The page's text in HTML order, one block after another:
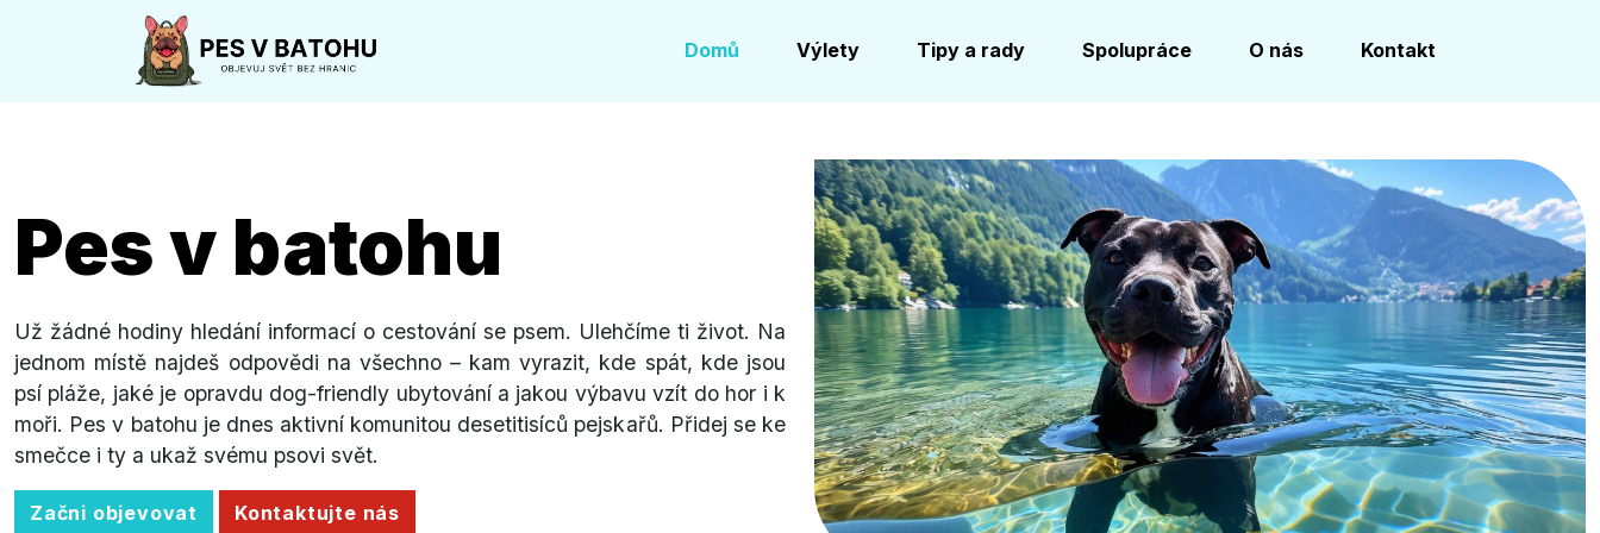
Domů Výlety Tipy a rady Spolupráce O nás Kontakt
Pes v batohu
Už žádné hodiny hledání informací o cestování se psem. Ulehčíme ti život. Na
jednom místě najdeš odpovědi na všechno – kam vyrazit, kde spát, kde jsou
psí pláže, jaké je opravdu dog-friendly ubytování a jakou výbavu vzít do hor i k
moři. Pes v batohu je dnes aktivní komunitou desetitisíců pejskařů. Přidej se ke
smečce i ty a ukaž svému psovi svět.
Začni objevovat Kontaktujte nás